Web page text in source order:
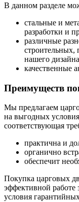
В данном разделе
стальные и
разработки и
различные
строительных,
нашего
качественные
Преимуществ
Мы предлагаем
на выгодных
соответствующая
практична и
органично
обеспечит
Покупка царговых
эффективной работе
условия